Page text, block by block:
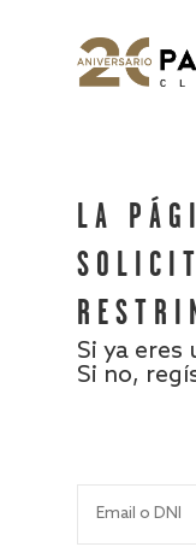
LA
Si ya eres
Si no,